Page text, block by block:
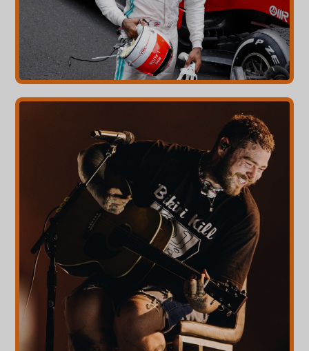
ไทย
Türkçe
Українська
Русский
简体中文